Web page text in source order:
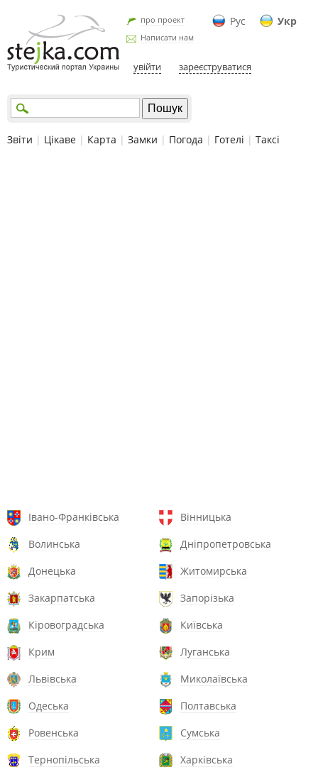
Рус Укр
про проект
Написати нам
увійти зареєструватися
Звіти | Цікаве | Карта | Замки | Погода | Готелі | Таксі
Івано-Франківська
Вінницька
Волинська
Дніпропетровська
Донецька
Житомирська
Закарпатська
Запорізька
Кіровоградська
Київська
Крим
Луганська
Львівська
Миколаївська
Одеська
Полтавська
Ровенська
Сумська
Тернопільська
Харківська